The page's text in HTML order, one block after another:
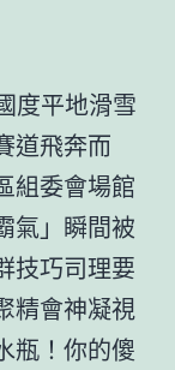
度平地滑雪
道飛奔而
組委會場館
氣」瞬間被
技巧司理要
精會神凝視
瓶！你的傻